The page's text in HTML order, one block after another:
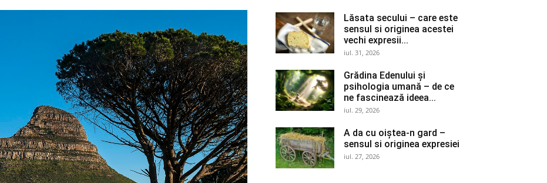
Lăsata secului – care este
sensul si originea acestei
vechi expresii...
iul. 31, 2026
Grădina Edenului și
psihologia umană – de ce
ne fascinează ideea...
iul. 29, 2026
A da cu oiștea-n gard –
sensul si originea expresiei
iul. 27, 2026